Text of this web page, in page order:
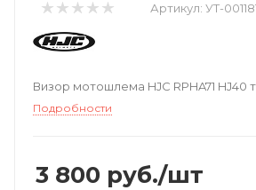
Артикул: УТ-
Визор мотошлема HJC RPHA71 HJ40
Подробности
3 800 руб./шт